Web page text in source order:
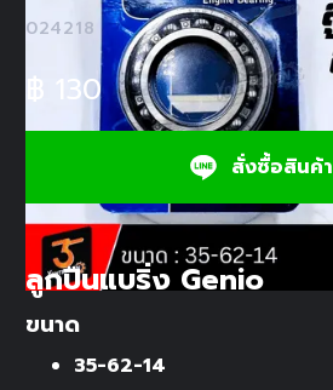
024218
฿ 130
สั่งซื้อสินค้า
ลูกปืนแบริ่ง Genio
ขนาด
35-62-14